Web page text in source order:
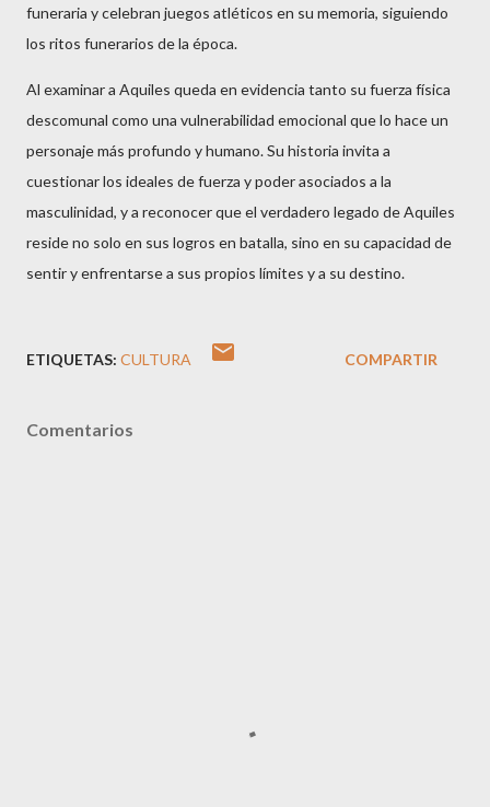
funeraria y celebran juegos atléticos en su memoria, siguiendo
los ritos funerarios de la época.
Al examinar a Aquiles queda en evidencia tanto su fuerza física
descomunal como una vulnerabilidad emocional que lo hace un
personaje más profundo y humano. Su historia invita a
cuestionar los ideales de fuerza y poder asociados a la
masculinidad, y a reconocer que el verdadero legado de Aquiles
reside no solo en sus logros en batalla, sino en su capacidad de
sentir y enfrentarse a sus propios límites y a su destino.
ETIQUETAS: CULTURA COMPARTIR
Comentarios